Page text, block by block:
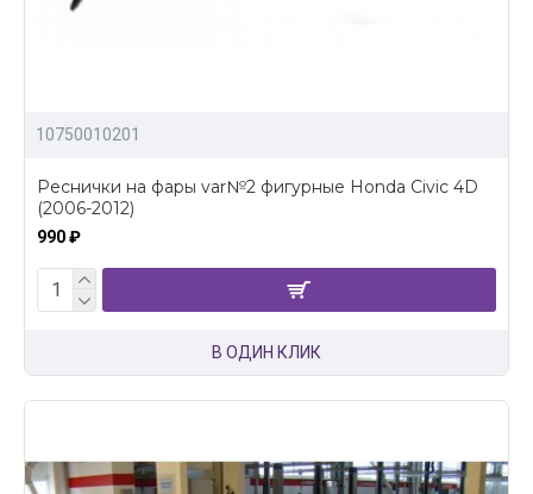
10750010201
Реснички на фары var№2 фигурные Honda Civic 4D
(2006-2012)
990 ₽
В ОДИН КЛИК